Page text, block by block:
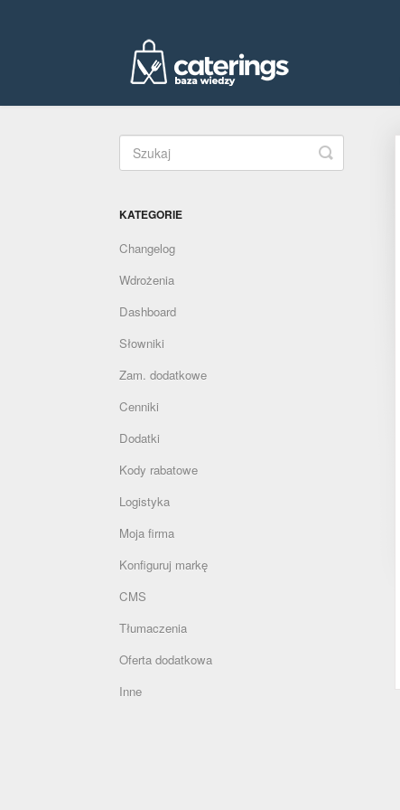
Toggle
Search
KATEGORIE
Changelog
Wdrożenia
Dashboard
Słowniki
Zam. dodatkowe
Cenniki
Dodatki
Kody rabatowe
Logistyka
Moja firma
Konfiguruj markę
CMS
Tłumaczenia
Oferta dodatkowa
Inne